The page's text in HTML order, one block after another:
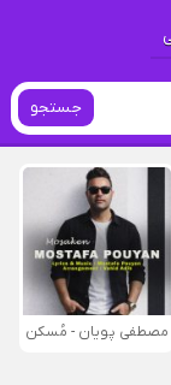
جستجو
مصطفی پویان - مُسکن